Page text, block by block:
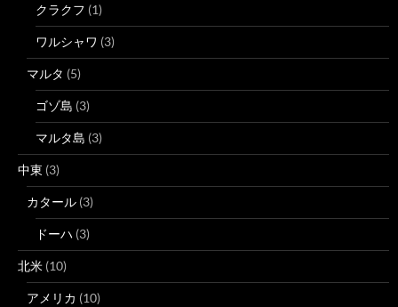
クラクフ (1)
ワルシャワ (3)
マルタ (5)
ゴゾ島 (3)
マルタ島 (3)
中東 (3)
カタール (3)
ドーハ (3)
北米 (10)
アメリカ (10)